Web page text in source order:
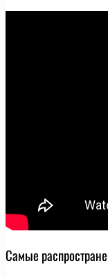
Самые